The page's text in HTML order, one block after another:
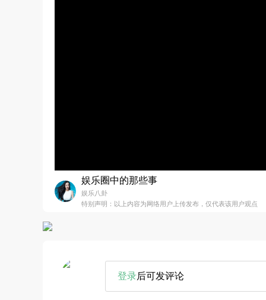
娱乐圈中的那些事
娱乐八卦
特别声明：以上内容为网络用户上传发布，仅代表该用户观点
登录后可发评论